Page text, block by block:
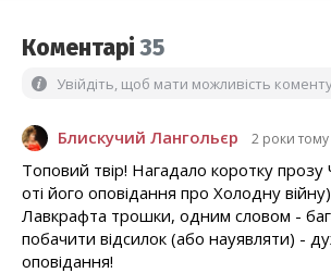
Коментарі35
Увійдіть, щоб мати можливість
Блискучий Лангольєр 2 роки тому
Топовий твір! Нагадало коротку прозу
оті його оповідання про Холодну
Лавкрафта трошки, одним словом -
побачити відсилок (або науявляти) -
оповідання!